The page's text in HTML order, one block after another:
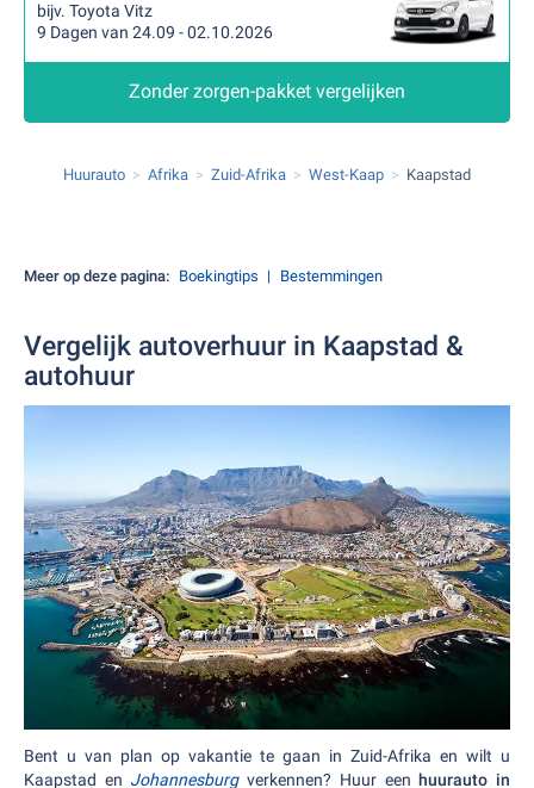
bijv. Toyota Vitz
9 Dagen van 24.09 - 02.10.2026
Zonder zorgen-pakket vergelijken
Huurauto Afrika Zuid-Afrika West-Kaap Kaapstad
Meer op deze pagina: Boekingtips Bestemmingen
Vergelijk autoverhuur in Kaapstad &
autohuur
Bent u van plan op vakantie te gaan in Zuid-Afrika en wilt u
Kaapstad en Johannesburg verkennen? Huur een huurauto in